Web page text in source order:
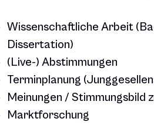
Wissenschaftliche Arbeit
Dissertation)
(Live-) Abstimmungen
Terminplanung
Meinungen / Stimmungsbild
Marktforschung